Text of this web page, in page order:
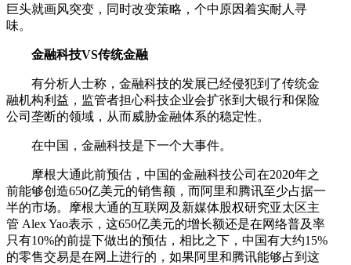
巨头就画风突变，同时改变策略，个中原因着实耐人寻
味。
金融科技VS传统金融
有分析人士称，金融科技的发展已经侵犯到了传统金
融机构利益，监管者担心科技企业会扩张到大银行和保险
公司垄断的领域，从而威胁金融体系的稳定性。
在中国，金融科技是下一个大事件。
摩根大通此前预估，中国的金融科技公司在2020年之
前能够创造650亿美元的销售额，而阿里和腾讯至少占据一
半的市场。摩根大通的互联网及新媒体股权研究亚太区主
管 Alex Yao表示，这650亿美元的增长额还是在网络普及率
只有10%的前提下做出的预估，相比之下，中国有大约15%
的零售交易是在网上进行的，如果阿里和腾讯能够占到这